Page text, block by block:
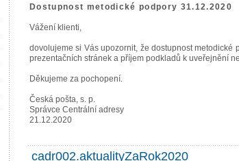
Dostupnost metodické podpory 31.12.2020
Vážení klienti,
dovolujeme si Vás upozornit, že dostupnost
prezentačních stránek a příjem podkladů k uveřejnění
Děkujeme za pochopení.
Česká pošta, s. p.
Správce Centrální adresy
21.12.2020
cadr002.aktualityZaRok2020